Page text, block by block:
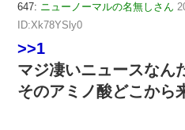
647: ニューノーマルの名無しさん
ID:Xk78YSly0
>>1
マジ凄いニュースなん
そのアミノ酸どこから